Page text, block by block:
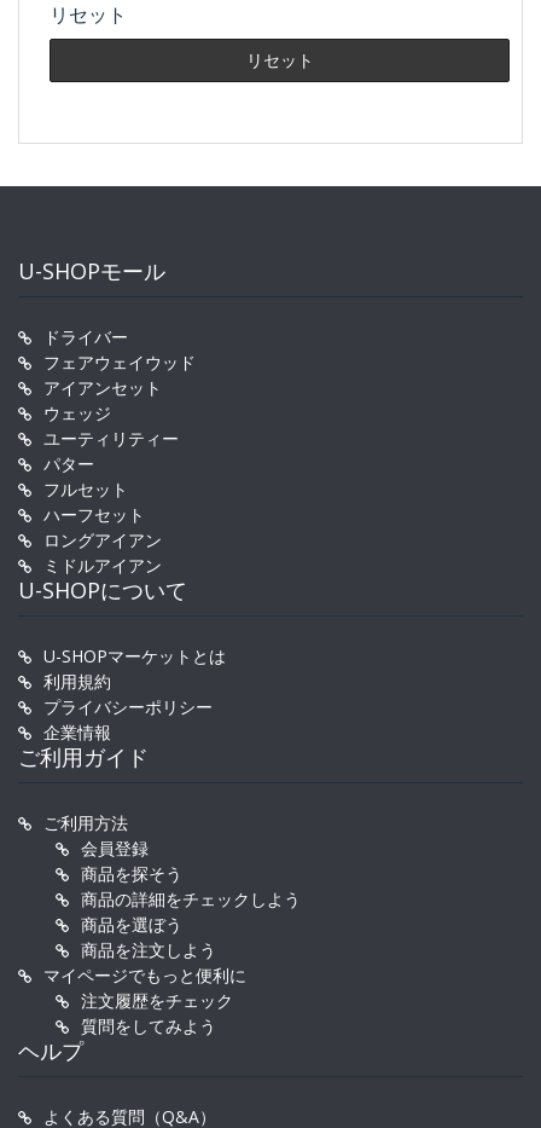
リセット
U-SHOPモール
ドライバー
フェアウェイウッド
アイアンセット
ウェッジ
ユーティリティー
パター
フルセット
ハーフセット
ロングアイアン
ミドルアイアン
U-SHOPについて
U-SHOPマーケットとは
利用規約
プライバシーポリシー
企業情報
ご利用ガイド
ご利用方法
会員登録
商品を探そう
商品の詳細をチェックしよう
商品を選ぼう
商品を注文しよう
マイページでもっと便利に
注文履歴をチェック
質問をしてみよう
ヘルプ
よくある質問（Q&A）